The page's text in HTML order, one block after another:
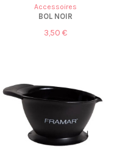
Accessoires
BOL NOIR
3,50 €